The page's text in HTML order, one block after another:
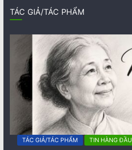
TÁC GIẢ/TÁC PHẨM
TÁC GIẢ/TÁC PHẨM TIN HÀNG ĐẦU